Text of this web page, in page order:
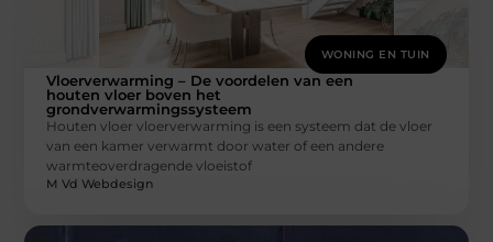
WONING EN TUIN
Vloerverwarming – De voordelen van een
houten vloer boven het
grondverwarmingssysteem
Houten vloer vloerverwarming is een systeem dat de vloer
van een kamer verwarmt door water of een andere
warmteoverdragende vloeistof
M Vd Webdesign